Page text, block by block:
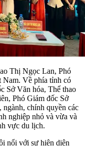
Thị Ngọc Lan, Phó
Về phía tỉnh có
Sở Văn hóa, Thể thao
Phó Giám đốc Sở
ngành, chính quyền các
nghiệp nhỏ và vừa và
vực du lịch.
nổi với sự hiện diện